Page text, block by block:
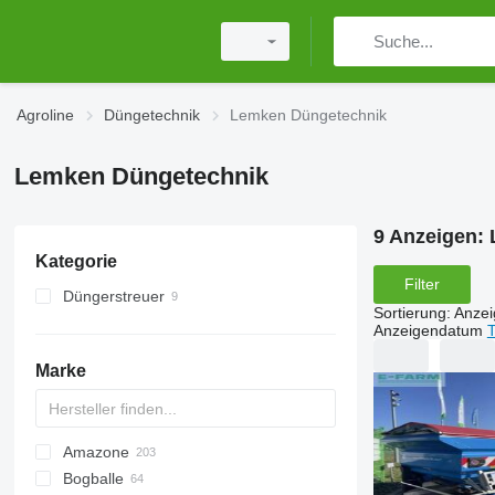
Agroline Düngetechnik Lemken Düngetechnik
Lemken Düngetechnik
Kategorie
Düngerstreuer
Marke
Exacta
XPL
Amazone
Catros
HTS
TSW
ELYTE
Bogballe
9 Anzeigen:
Filter
Sortierung:
Anzeigendatum